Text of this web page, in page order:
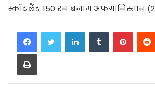
स्कॉटलैंड: 150 रन बनाम अफगानिस्तान
LinkedInTumblr
Print